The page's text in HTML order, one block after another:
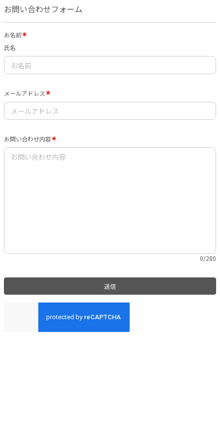
お問い合わせフォーム
お名前
氏名
メールアドレス
お問い合わせ内容
0/280
送信